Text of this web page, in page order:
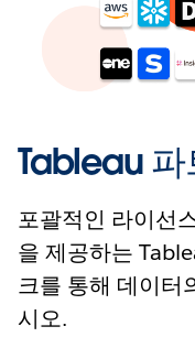
Tableau 파
포괄적인 라이선
을 제공하는
크를 통해 데이터
시오.